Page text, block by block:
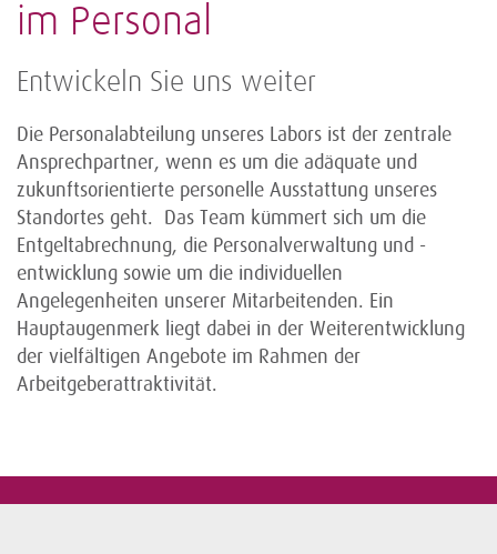
im Personal
Entwickeln Sie uns weiter
Die Personalabteilung unseres Labors ist der zentrale
Ansprechpartner, wenn es um die adäquate und
zukunftsorientierte personelle Ausstattung unseres
Standortes geht. Das Team kümmert sich um die
Entgeltabrechnung, die Personalverwaltung und -
entwicklung sowie um die individuellen
Angelegenheiten unserer Mitarbeitenden. Ein
Hauptaugenmerk liegt dabei in der Weiterentwicklung
der vielfältigen Angebote im Rahmen der
Arbeitgeberattraktivität.